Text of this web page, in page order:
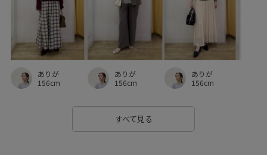
ありが
156cm
ありが
156cm
ありが
156cm
すべて見る